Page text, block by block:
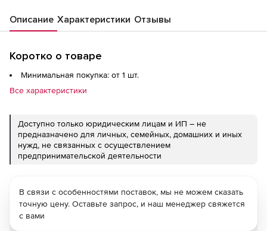
Описание Характеристики Отзывы
Коротко о товаре
Минимальная покупка: от 1 шт.
Все характеристики
Доступно только юридическим лицам и ИП – не
предназначено для личных, семейных, домашних и иных
нужд, не связанных с осуществлением
предпринимательской деятельности
В связи с особенностями поставок, мы не можем сказать
точную цену. Оставьте запрос, и наш менеджер свяжется
с вами